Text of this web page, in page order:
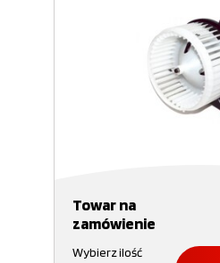
Towar na
zamówienie
Wybierz ilość